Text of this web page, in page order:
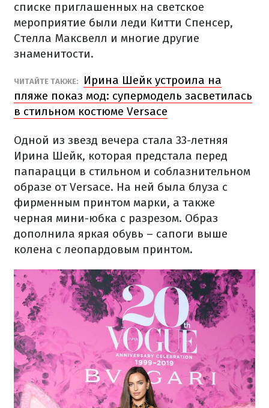
списке приглашенных на светское
мероприятие были леди Китти Спенсер,
Стелла Максвелл и многие другие
знаменитости.
ЧИТАЙТЕ ТАКЖЕ:
Ирина Шейк устроила на
пляже показ мод: супермодель засветилась
в стильном костюме Versace
Одной из звезд вечера стала 33-летняя
Ирина Шейк, которая предстала перед
папарацци в стильном и соблазнительном
образе от Versace. На ней была блуза с
фирменным принтом марки, а также
черная мини-юбка с разрезом. Образ
дополнила яркая обувь – сапоги выше
колена с леопардовым принтом.